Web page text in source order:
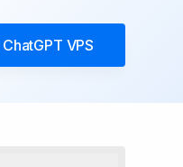
ChatGPT VPS